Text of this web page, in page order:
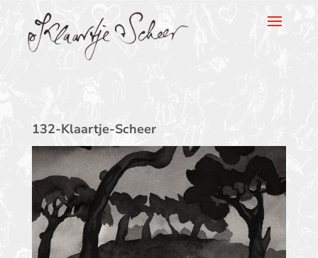
Klaartje Scheer
132-Klaartje-Scheer